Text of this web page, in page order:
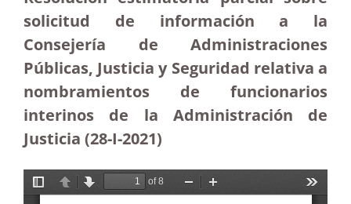
solicitud de información a la
Consejería de Administraciones
Públicas, Justicia y Seguridad relativa a
nombramientos de funcionarios
interinos de la Administración de
Justicia (28-I-2021)